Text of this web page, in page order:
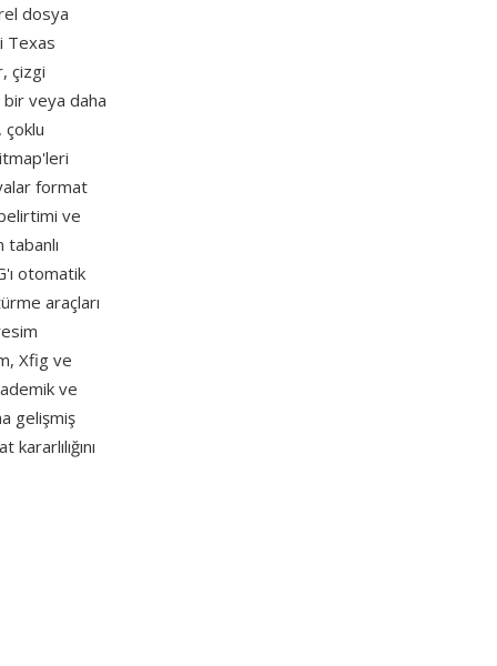
dosya
Texas
çizgi
bir veya daha
çoklu
format
ve
otomatik
araçları
Xfig ve
ve
gelişmiş